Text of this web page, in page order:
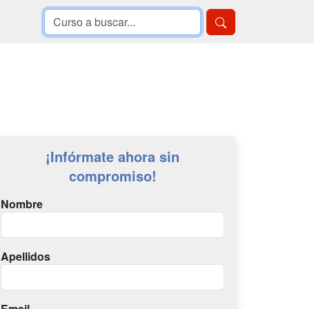
¡Infórmate ahora sin
compromiso!
Nombre
Apellidos